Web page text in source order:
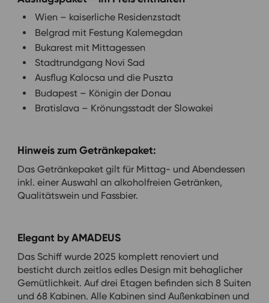
Wien – kaiserliche Residenzstadt
Belgrad mit Festung Kalemegdan
Bukarest mit Mittagessen
Stadtrundgang Novi Sad
Ausflug Kalocsa und die Puszta
Budapest – Königin der Donau
Bratislava – Krönungsstadt der Slowakei
Hinweis zum Getränkepaket:
Das Getränkepaket gilt für Mittag- und Abendessen
inkl. einer Auswahl an alkoholfreien Getränken,
Qualitätswein und Fassbier.
Elegant by AMADEUS
Das Schiff wurde 2025 komplett renoviert und
besticht durch zeitlos edles Design mit behaglicher
Gemütlichkeit. Auf drei Etagen befinden sich 8 Suiten
und 68 Kabinen. Alle Kabinen sind Außenkabinen und